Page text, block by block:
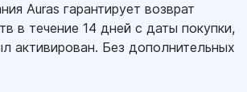
Auras гарантирует возврат
в течение 14 дней с даты покупки,
активирован. Без дополнительных